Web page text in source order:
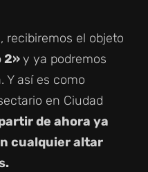
recibiremos el objeto
2»y ya podremos
Y así es como
en Ciudad
de ahora ya
cualquier altar